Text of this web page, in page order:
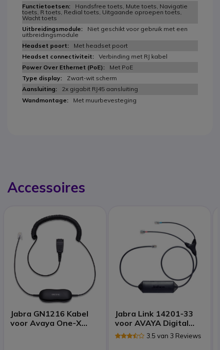
Handsfree toets, Mute toets, Navigatie
toets, R toets, Redial toets, Uitgaande oproepen toets,
Wacht toets
Niet geschikt voor gebruik met een
uitbreidingsmodule
Met headset poort
Verbinding met RJ kabel
Met PoE
Zwart-wit scherm
2x gigabit RJ45 aansluiting
Met muurbevesteging
Accessoires
Jabra GN1216 Kabel
voor Avaya One-X
Jabra Link 14201-33
voor AVAYA Digital
Deskphone
1400/9400/9500
3.5 van 3 Reviews